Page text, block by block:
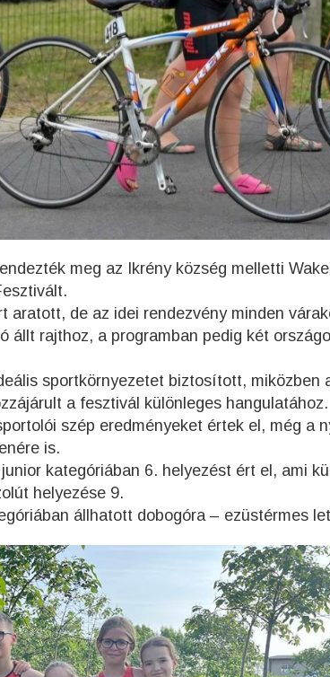
meg az Ikrény község melletti
aratott, de az idei rendezvény minden
állt rajthoz, a programban pedig két
sportkörnyezetet biztosított, miközben
a fesztivál különleges hangulatához.
szép eredményeket értek el, még a
is.
kategóriában 6. helyezést ért el, ami
helyezése 9.
állhatott dobogóra – ezüstérmes